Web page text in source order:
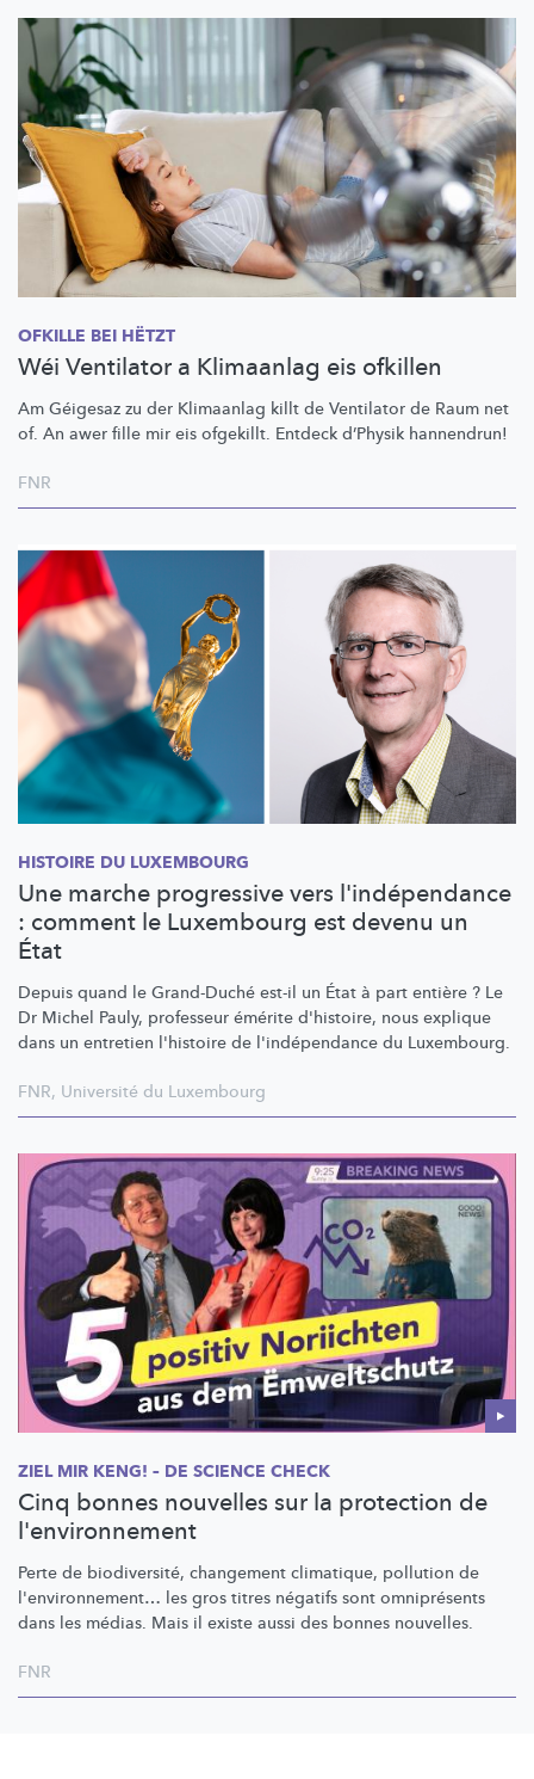
OFKILLE BEI HËTZT
Wéi Ventilator a Klimaanlag eis ofkillen
Am Géigesaz zu der Klimaanlag killt de Ventilator de Raum net
of. An awer fille mir eis ofgekillt. Entdeck d’Physik hannendrun!
FNR
HISTOIRE DU LUXEMBOURG
Une marche progressive vers l'indépendance
: comment le Luxembourg est devenu un
État
Depuis quand le Grand-Duché est-il un État à part entière ? Le
Dr Michel Pauly, professeur émérite d'histoire, nous explique
dans un entretien l'histoire de l'indépendance du Luxembourg.
FNR, Université du Luxembourg
ZIEL MIR KENG! – DE SCIENCE CHECK
Cinq bonnes nouvelles sur la protection de
l'environnement
Perte de biodiversité, changement climatique, pollution de
l'environnement… les gros titres négatifs sont omniprésents
dans les médias. Mais il existe aussi des bonnes nouvelles.
FNR